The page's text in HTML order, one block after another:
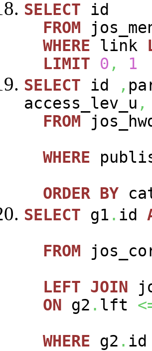
SELECT id
FROM
WHERE link
LIMIT
0 ,
1
SELECT id ,
access_lev_u ,
FROM
WHERE
ORDER BY
SELECT g1 . id
FROM
LEFT JOIN
ON g2 . lft
WHERE g2 . id